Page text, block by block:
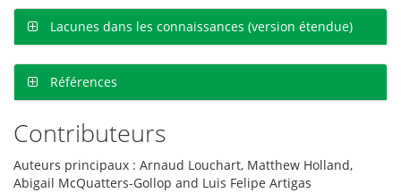
Lacunes dans les connaissances (version étendue)
Références
Contributeurs
Auteurs principaux : Arnaud Louchart, Matthew Holland,
Abigail McQuatters-Gollop and Luis Felipe Artigas